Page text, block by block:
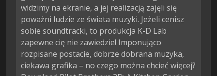
widzimy na ekranie, a jej realizacją zajęli się
poważni ludzie ze świata muzyki. Jeżeli cenisz
sobie soundtracki, to produkcja K-D Lab
zapewne cię nie zawiedzie! Imponująco
rozpisane postacie, dobrze dobrana muzyka,
ciekawa grafika – no czego można chcieć więcej?